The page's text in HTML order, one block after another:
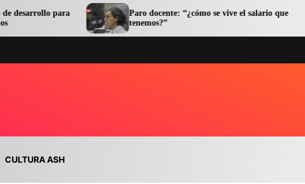
Paro docente: “¿cómo se vive el salario que
tenemos?”
CULTURA ASH